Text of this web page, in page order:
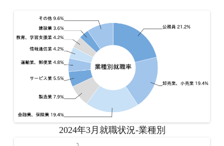
2024年3月就職状況-業種別